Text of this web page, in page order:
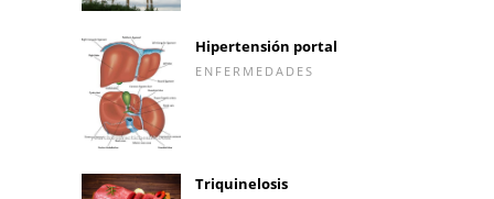
Hipertensión portal
ENFERMEDADES
Triquinelosis